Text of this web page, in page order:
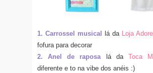
1. Carrossel musical lá da Loja
fofura para decorar
2. Anel de raposalá da Toca
diferente e to na vibe dos anéis :)